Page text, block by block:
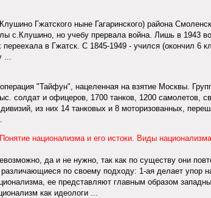
Гжатского ныне Гагаринского) района
с.Клушино, но учебу прервала война. Лишь в 1943
в Гжатск. С 1845-1949 - учился (окончил 6
...
"Тайфун", нацеленная на взятие Москвы.
солдат и офицеров, 1700 танков, 1200 самолетов,
из них 14 танковых и 8 моторизованных,
национализма и его истоки. Виды
да и не нужно, так как по существу они
по своему подходу: 1-ая делает упор
ее представляют главным образом
как идеологи ...